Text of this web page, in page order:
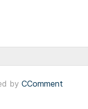
contra Zohran Mandani
byCComment